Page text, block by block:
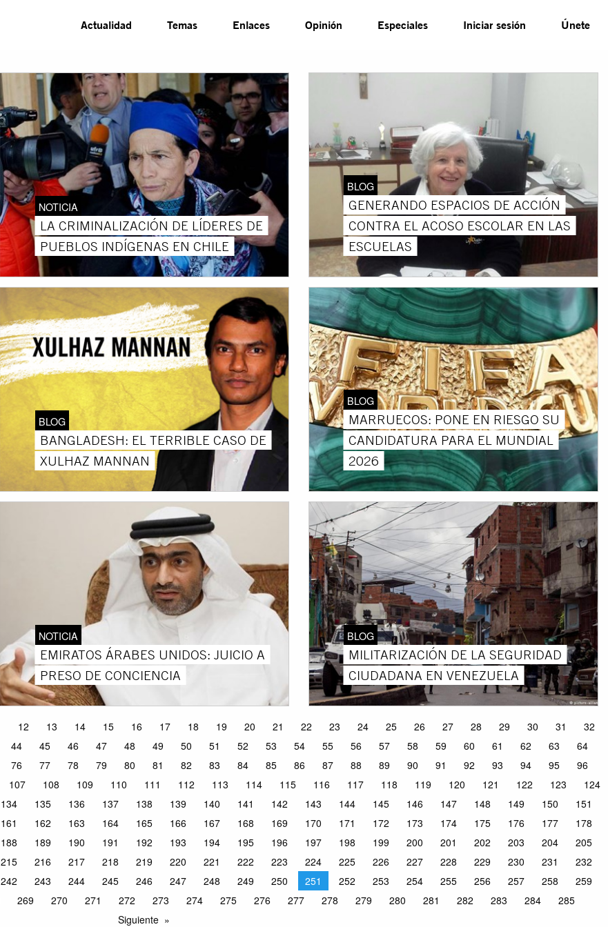
Actualidad Temas Enlaces Opinión Especiales Iniciar sesión Únete
NOTICIA
LA CRIMINALIZACIÓN DE LÍDERES DE
PUEBLOS INDÍGENAS EN CHILE
BLOG
GENERANDO ESPACIOS DE ACCIÓN
CONTRA EL ACOSO ESCOLAR EN LAS
ESCUELAS
BLOG
BANGLADESH: EL TERRIBLE CASO DE
XULHAZ MANNAN
BLOG
MARRUECOS: PONE EN RIESGO SU
CANDIDATURA PARA EL MUNDIAL
2026
NOTICIA
EMIRATOS ÁRABES UNIDOS: JUICIO A
PRESO DE CONCIENCIA
BLOG
MILITARIZACIÓN DE LA SEGURIDAD
CIUDADANA EN VENEZUELA
12 13 14 15 16 17 18 19 20 21 22 23 24 25 26 27 28 29 30 31
32
44 45 46 47 48 49 50 51 52 53 54 55 56 57 58 59 60 61 62 63
64
76 77 78 79 80 81 82 83 84 85 86 87 88 89 90 91 92 93 94 95
96
107 108 109 110 111 112 113 114 115 116 117 118 119 120 121 122 123
124
134 135 136 137 138 139 140 141 142 143 144 145 146 147 148 149 150
151
161 162 163 164 165 166 167 168 169 170 171 172 173 174 175 176 177
178
188 189 190 191 192 193 194 195 196 197 198 199 200 201 202 203 204
205
215 216 217 218 219 220 221 222 223 224 225 226 227 228 229 230 231
232
242 243 244 245 246 247 248 249 250 251 252 253 254 255 256 257 258
259
269 270 271 272 273 274 275 276 277 278 279 280 281 282 283 284
285
Siguiente